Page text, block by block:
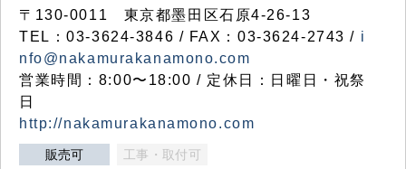
〒130-0011 東京都墨田区石原4-26-13
TEL：03-3624-3846 / FAX：03-3624-2743 / i
nfo@nakamurakanamono.com
営業時間：8:00〜18:00 / 定休日：日曜日・祝祭
日
http://nakamurakanamono.com
販売可 工事・取付可